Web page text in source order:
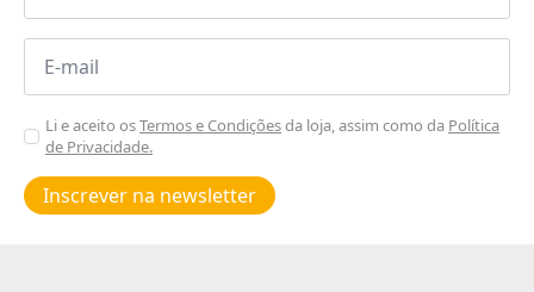
Email
Aceitar
Poiticas
de
privacidade
Li e aceito osTermos e Condiçõesda loja, assim como da Política
de Privacidade.
Inscrever na newsletter